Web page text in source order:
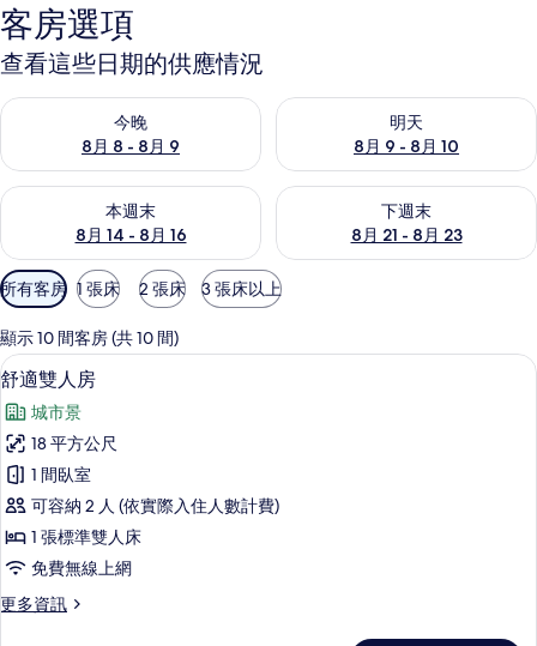
客房選項
查看這些日期的供應情況
今晚
8月 8 - 8月 9
查看今晚 (8月 8 - 8月 9) 的供應情況
明天
8月 9 - 8月 10
查看明天 (8月 9 - 8月 10) 的供
本週末
8月 14 - 8月 16
查看本週末 (8月 14 - 8月 16) 的供應情況
下週末
8月 21 - 8月 23
查看下週末 (8月 21 - 8月 23)
可
用
的
客
房
篩
選
條
件
所有客房 1 張床 2 張床 3 張床以上
顯示 10 間客房 (共 10 間)
顯
示
舒
適
雙
人
房
的
所
舒適雙人房 | 高級寢具、迷你吧、客
6
舒適雙人房
城市景
18 平方公尺
1 間臥室
可容納 2 人 (依實際入住人數計費)
1 張標準雙人床
免費無線上網
更多資訊
更